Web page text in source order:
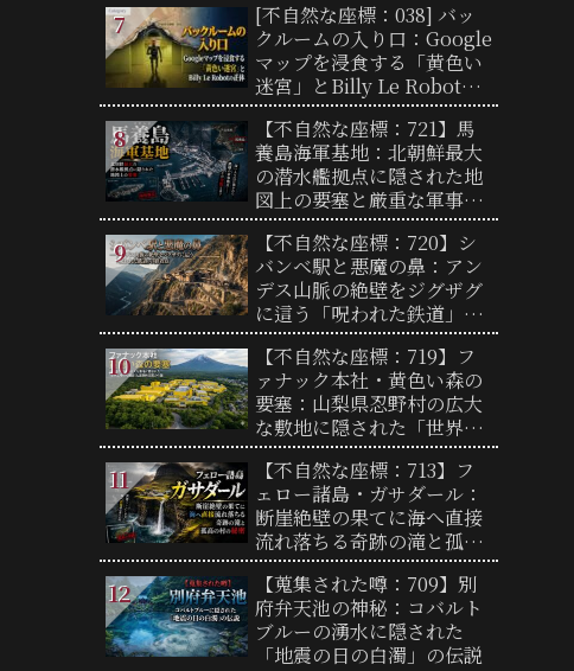
[不自然な座標：038] バッ
クルームの入り口：Google
マップを浸食する「黄色い
迷宮」とBilly Le Robotの
正体
【不自然な座標：721】馬
養島海軍基地：北朝鮮最大
の潜水艦拠点に隠された地
図上の要塞と厳重な軍事境
界線の実態
【不自然な座標：720】シ
バンベ駅と悪魔の鼻：アン
デス山脈の絶壁をジグザグ
に這う「呪われた鉄道」の
終着点と驚異の地形
【不自然な座標：719】フ
ァナック本社・黄色い森の
要塞：山梨県忍野村の広大
な敷地に隠された「世界工
場の心臓部」と圧倒的支配
力の謎
【不自然な座標：713】フ
ェロー諸島・ガサダール：
断崖絶壁の果てに海へ直接
流れ落ちる奇跡の滝と孤高
の村の秘密
【蒐集された噂：709】別
府弁天池の神秘：コバルト
ブルーの湧水に隠された
「地震の日の白濁」の伝説